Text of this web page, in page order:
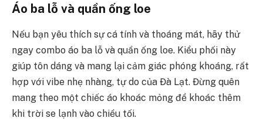
Áo ba lỗ và quần ống loe
Nếu bạn yêu thích sự cá tính và thoáng mát, hãy thử
ngay combo áo ba lỗ và quần ống loe. Kiểu phối này
giúp tôn dáng và mang lại cảm giác phóng khoáng, rất
hợp với vibe nhẹ nhàng, tự do của Đà Lạt. Đừng quên
mang theo một chiếc áo khoác mỏng để khoác thêm
khi trời se lạnh vào chiều tối.